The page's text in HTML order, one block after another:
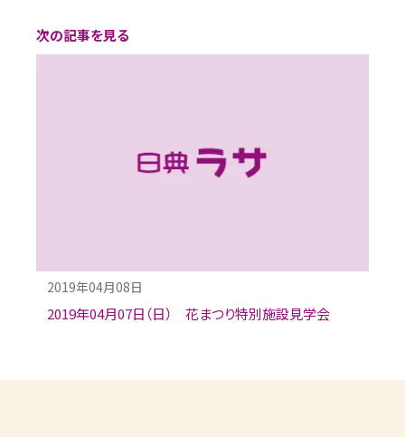
次の記事を見る
2019年04月08日
2019年04月07日（日） 花まつり特別施設見学会